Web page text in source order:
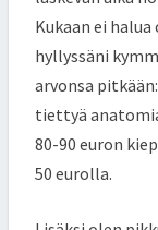
Kukaan ei
hyllyssäni
arvonsa
tiettyä
80-90 euron
50 eurolla.